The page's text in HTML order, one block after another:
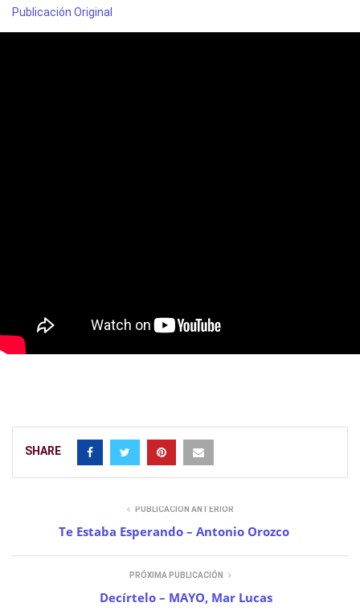
Publicación Original
SHARE
PUBLICACIÓN ANTERIOR
Te Estaba Esperando – Antonio Orozco
PRÓXIMA PUBLICACIÓN
Decírtelo – MAYO, Mar Lucas